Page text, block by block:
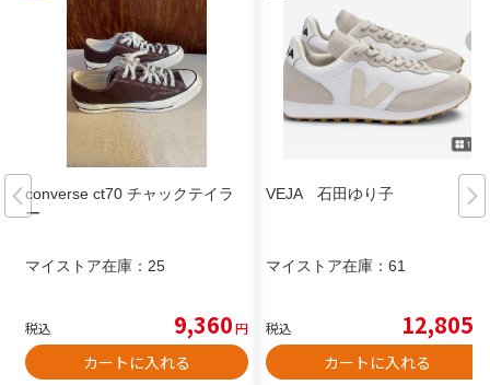
converse ct70 チャックテイラ
ー
マイストア在庫： 25
税込 9,360円
カートに入れる
VEJA 石田ゆり子
マイストア在庫： 61
税込 12,805
カートに入れる